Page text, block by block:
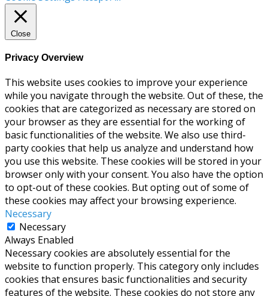
Close
Privacy Overview
This website uses cookies to improve your experience
while you navigate through the website. Out of these, the
cookies that are categorized as necessary are stored on
your browser as they are essential for the working of
basic functionalities of the website. We also use third-
party cookies that help us analyze and understand how
you use this website. These cookies will be stored in your
browser only with your consent. You also have the option
to opt-out of these cookies. But opting out of some of
these cookies may affect your browsing experience.
Necessary
Necessary
Always Enabled
Necessary cookies are absolutely essential for the
website to function properly. This category only includes
cookies that ensures basic functionalities and security
features of the website. These cookies do not store any